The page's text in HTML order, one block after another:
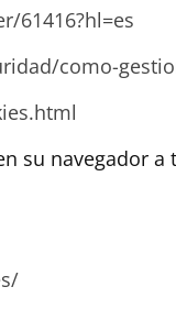
61416?hl=es
como-
su navegador a